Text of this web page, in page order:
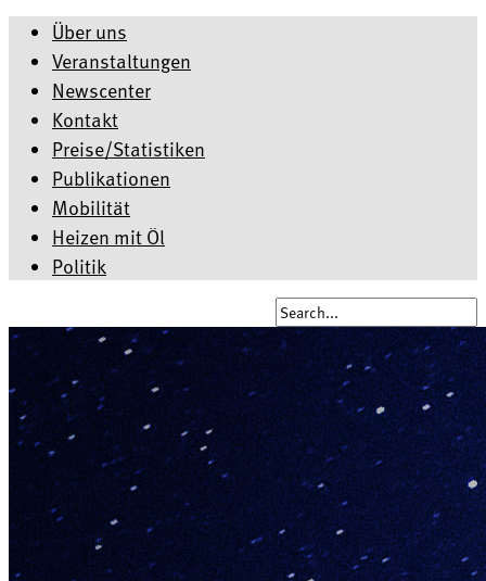
Über uns
Veranstaltungen
Newscenter
Kontakt
Preise/Statistiken
Publikationen
Mobilität
Heizen mit Öl
Politik